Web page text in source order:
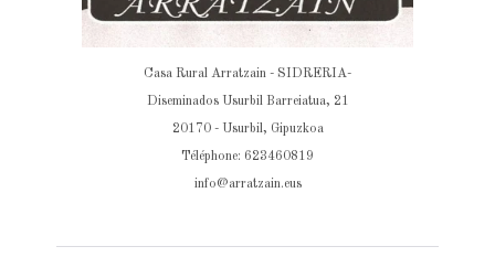
Casa Rural Arratzain - SIDRERIA-
Diseminados Usurbil Barreiatua, 21
20170 - Usurbil, Gipuzkoa
Téléphone: 623460819
info@arratzain.eus